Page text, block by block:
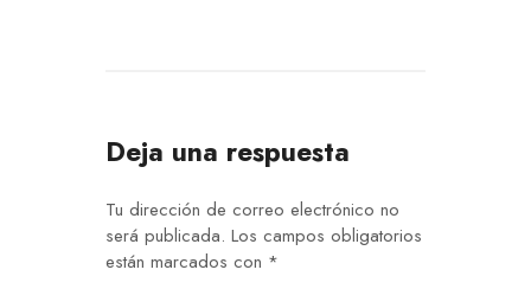
Deja una respuesta
Tu dirección de correo electrónico no
será publicada. Los campos obligatorios
están marcados con *